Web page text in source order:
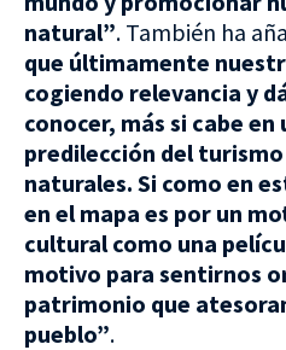
natural”. También ha
que últimamente
cogiendo relevancia y
conocer, más si cabe en
predilección del
naturales. Si como en
en el mapa es por un
cultural como una
motivo para sentirnos
patrimonio que
pueblo”.